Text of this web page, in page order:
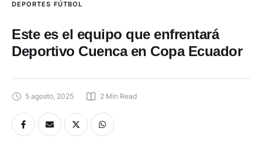
DEPORTES FÚTBOL
Este es el equipo que enfrentará
Deportivo Cuenca en Copa Ecuador
5 agosto, 2025 2 Min Read